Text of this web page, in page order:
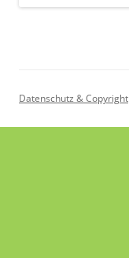
Datenschutz & Copyright